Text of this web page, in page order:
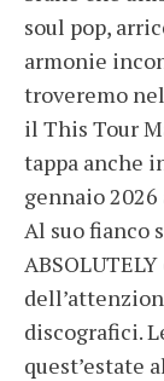
soul pop,
armonie
troveremo
il This Tour
tappa anche
gennaio 2026
Al suo fianco
discografici.
quest’estate